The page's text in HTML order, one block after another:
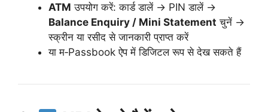
ATM उपयोग करें: कार्ड डालें → PIN डालें →
Balance Enquiry / Mini Statement चुनें →
स्क्रीन या रसीद से जानकारी प्राप्त करें
या म‑Passbook ऐप में डिजिटल रूप से देख सकते हैं